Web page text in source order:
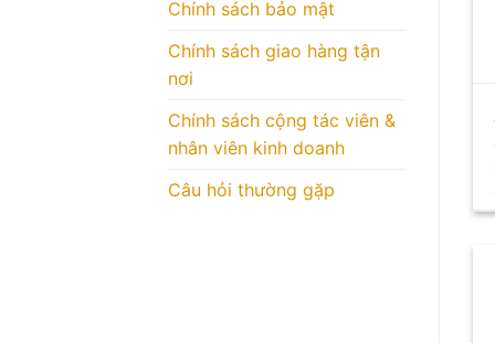
Chính sách bảo mật
Chính sách giao hàng tận
nơi
Chính sách cộng tác viên &
nhân viên kinh doanh
Câu hỏi thường gặp